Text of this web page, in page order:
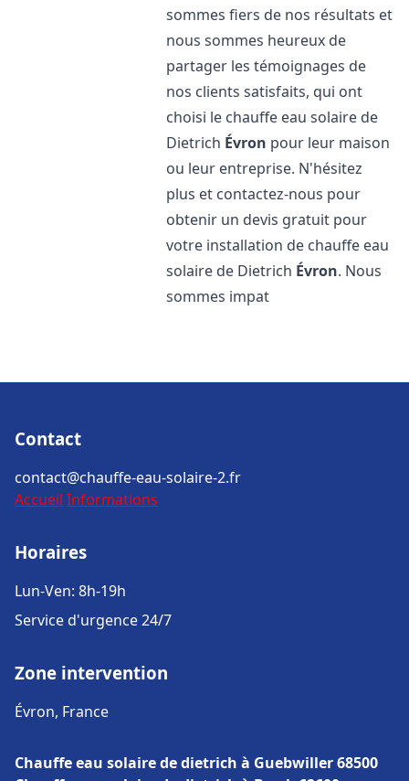
sommes fiers de nos résultats et
nous sommes heureux de
partager les témoignages de
nos clients satisfaits, qui ont
choisi le chauffe eau solaire de
Dietrich Évron pour leur maison
ou leur entreprise. N'hésitez
plus et contactez-nous pour
obtenir un devis gratuit pour
votre installation de chauffe eau
solaire de Dietrich Évron. Nous
sommes impat
Contact
contact@chauffe-eau-solaire-2.fr
Accueil Informations
Horaires
Lun-Ven: 8h-19h
Service d'urgence 24/7
Zone intervention
Évron, France
Chauffe eau solaire de dietrich à Guebwiller 68500